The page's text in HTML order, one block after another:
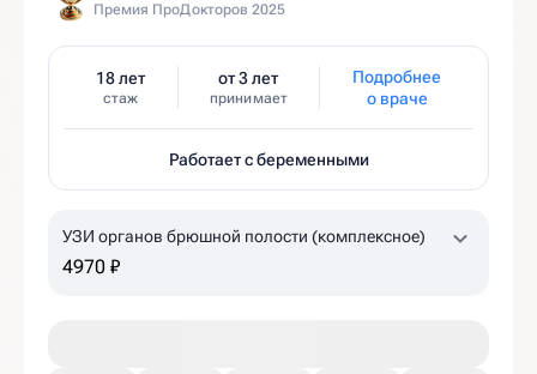
Премия ПроДокторов 2025
18 лет
стаж
от 3 лет
принимает
Подробнее
о враче
Работает с беременными
УЗИ органов брюшной полости (комплексное)
4970 ₽